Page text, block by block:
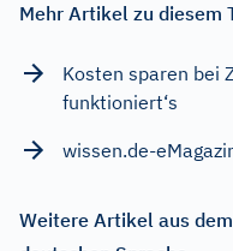
Mehr Artikel zu diesem
Kosten sparen bei
funktioniert‘s
wissen.de-
Weitere Artikel aus